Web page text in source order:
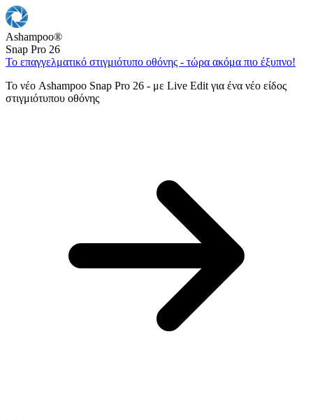
Ashampoo®
Snap Pro 26
Το επαγγελματικό στιγμιότυπο οθόνης - τώρα ακόμα πιο έξυπνο!
Το νέο Ashampoo Snap Pro 26 - με Live Edit για ένα νέο είδος
στιγμιότυπου οθόνης